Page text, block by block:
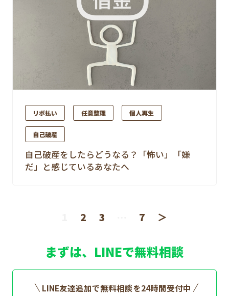
リボ払い 任意整理 個人再生
自己破産
自己破産をしたらどうなる？「怖い」「嫌
だ」と感じているあなたへ
2 3 7 ＞
まずは、LINEで無料相談
LINE友達追加で無料相談を24時間受付中